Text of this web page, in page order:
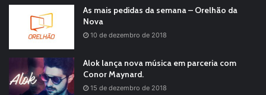
As mais pedidas da semana – Orelhão da
Nova
10 de dezembro de 2018
Alok lança nova música em parceria com
Conor Maynard.
15 de dezembro de 2018